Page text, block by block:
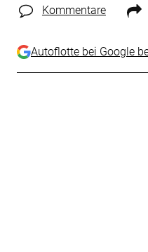
Kommentare
Autoflotte bei Google